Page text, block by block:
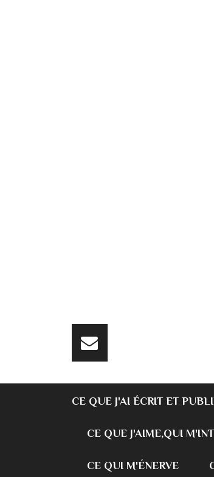
CE QUE J'AI ÉCRIT ET
CE QUE J'AIME,QUI
CE QUI M'ÉNERVE